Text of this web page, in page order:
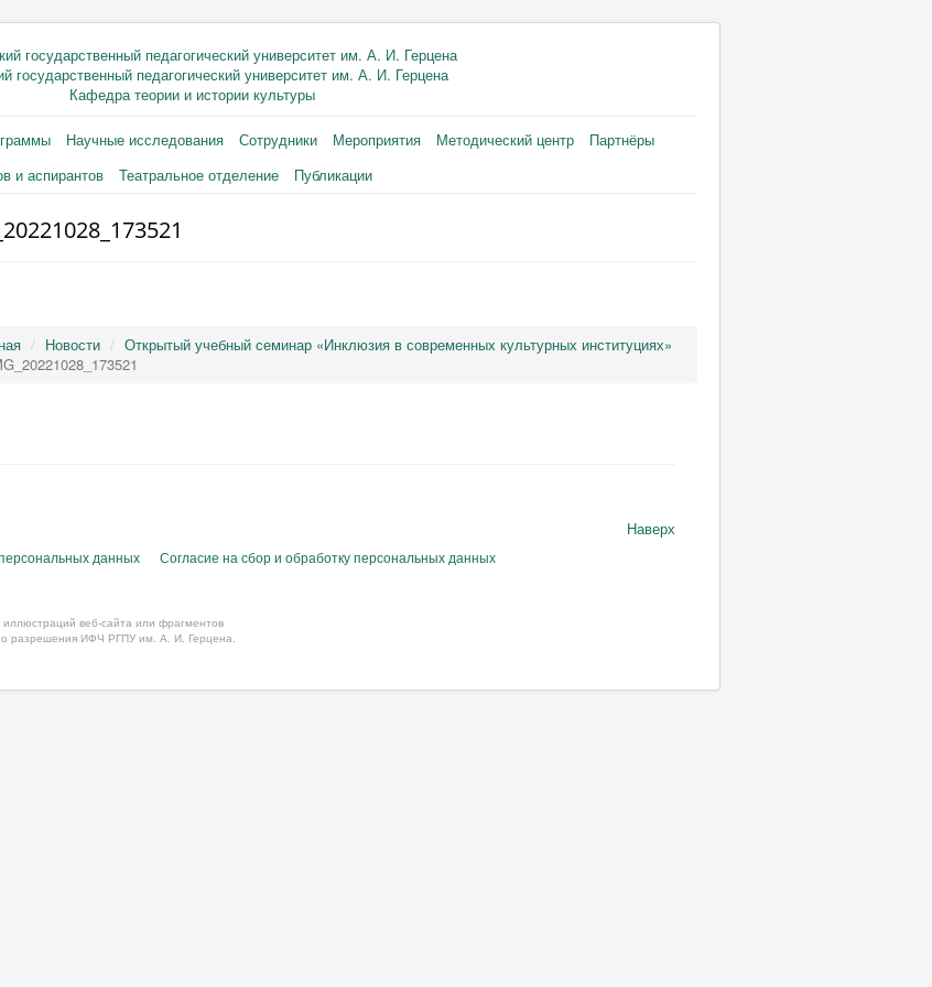
государственный педагогический университет им. А. И. Герцена
Кафедра теории и истории культуры
Научные исследования Сотрудники Мероприятия Методический центр
Партнёры
и аспирантов Театральное отделение Публикации
Новости
Открытый учебный семинар «Инклюзия в современных культурных институциях»
Наверх
данных
Согласие на сбор и обработку персональных данных
веб-сайта или фрагментов
разрешения ИФЧ РГПУ им. А. И. Герцена.